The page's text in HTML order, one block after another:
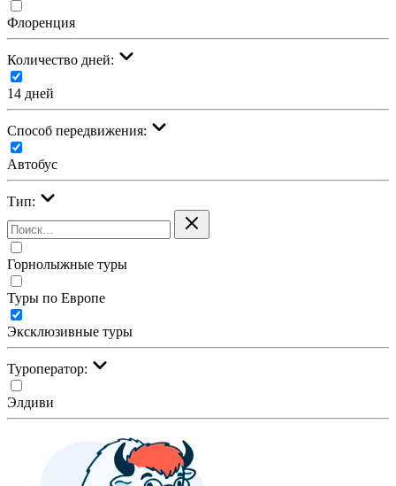
Флоренция
Количество дней:
14 дней
Cпособ передвижения:
Автобус
Тип:
Горнолыжные туры
Туры по Европе
Эксклюзивные туры
Туроператор:
Элдиви